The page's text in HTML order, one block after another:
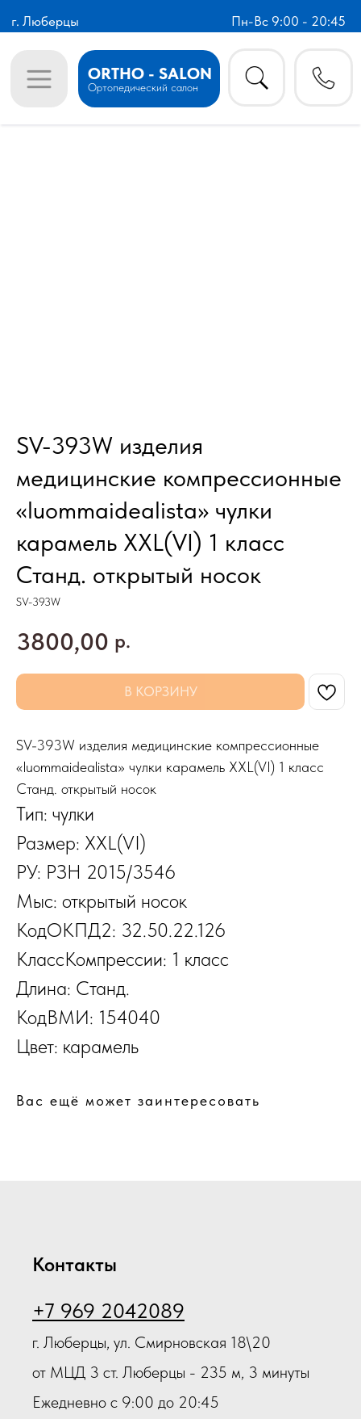
г. Люберцы Пн-Вс 9:00 - 20:45
ORTHO - SALON
Ортопедический салон
SV-393W изделия
медицинские компрессионные
«luommaidealista» чулки
карамель XXL(VI) 1 класс
Станд. открытый носок
SV-393W
3800,00 р.
В КОРЗИНУ
SV-393W изделия медицинские компрессионные
«luommaidealista» чулки карамель XXL(VI) 1 класс
Станд. открытый носок
Тип: чулки
Размер: XXL(VI)
РУ: РЗН 2015/3546
Мыс: открытый носок
КодОКПД2: 32.50.22.126
КлассКомпрессии: 1 класс
Длина: Станд.
КодВМИ: 154040
Цвет: карамель
Вас ещё может заинтересовать
Контакты
+7 969 2042089
г. Люберцы, ул. Смирновская 18\20
от МЦД 3 ст. Люберцы - 235 м, 3 минуты
Ежедневно с 9:00 до 20:45